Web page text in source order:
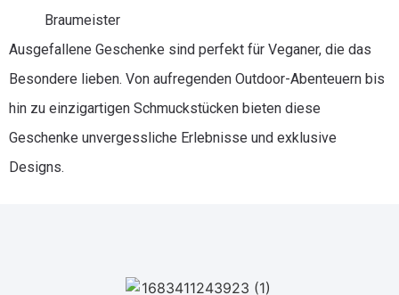
Braumeister
Ausgefallene Geschenke sind perfekt für Veganer, die das
Besondere lieben. Von aufregenden Outdoor-Abenteuern bis
hin zu einzigartigen Schmuckstücken bieten diese
Geschenke unvergessliche Erlebnisse und exklusive
Designs.